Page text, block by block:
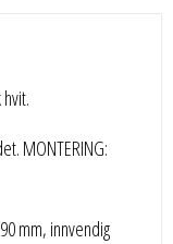
MONTERING:
mm, innvendig